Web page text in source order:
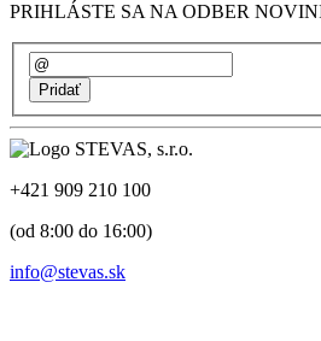
PRIHLÁSTE SA NA ODBER
+421 909 210 100
(od 8:00 do 16:00)
info@stevas.sk